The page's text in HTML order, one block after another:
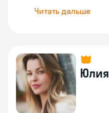
Читать дальше
Юлия